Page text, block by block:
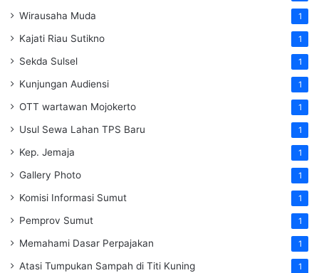
Wirausaha Muda 1
Kajati Riau Sutikno 1
Sekda Sulsel 1
Kunjungan Audiensi 1
OTT wartawan Mojokerto 1
Usul Sewa Lahan TPS Baru 1
Kep. Jemaja 1
Gallery Photo 1
Komisi Informasi Sumut 1
Pemprov Sumut 1
Memahami Dasar Perpajakan 1
Atasi Tumpukan Sampah di Titi Kuning 1